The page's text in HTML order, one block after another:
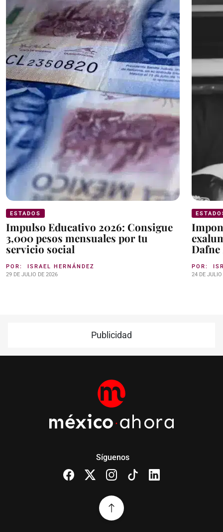
ESTADOS
Impulso Educativo 2026: Consigue
3,000 pesos mensuales por tu
servicio social
POR: ISRAEL HERNÁNDEZ
29 DE JULIO DE 2026
Dafne
POR:
24 DE
Publicidad
Síguenos